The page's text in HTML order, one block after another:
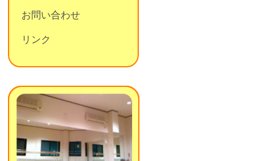
お問い合わせ
リンク